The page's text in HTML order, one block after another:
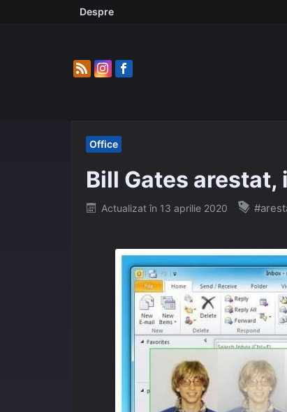
Despre
Office
Bill Gates
Posted
Actualizat în 13 aprilie 2020